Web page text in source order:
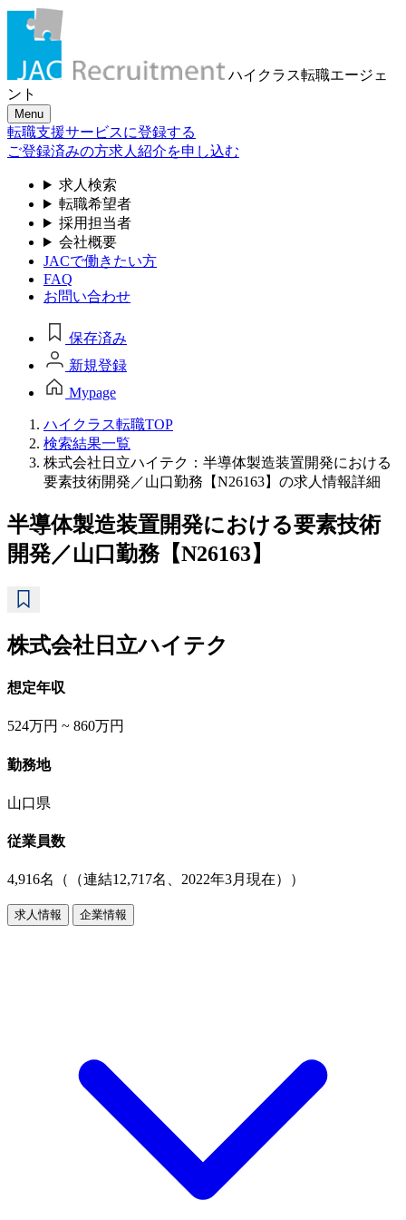
ハイクラス転職エージェ
ント
Menu
転職支援サービスに登録する
ご登録済みの方求人紹介を申し込む
求人検索
転職希望者
採用担当者
会社概要
JACで働きたい方
FAQ
お問い合わせ
保存済み
新規登録
Mypage
ハイクラス転職TOP
検索結果一覧
株式会社日立ハイテク：半導体製造装置開発における
要素技術開発／山口勤務【N26163】の求人情報詳細
半導体製造装置開発における要素技術
開発／山口勤務【N26163】
株式会社日立ハイテク
想定年収
524万円 ~ 860万円
勤務地
山口県
従業員数
4,916名（（連結12,717名、2022年3月現在））
求人情報 企業情報